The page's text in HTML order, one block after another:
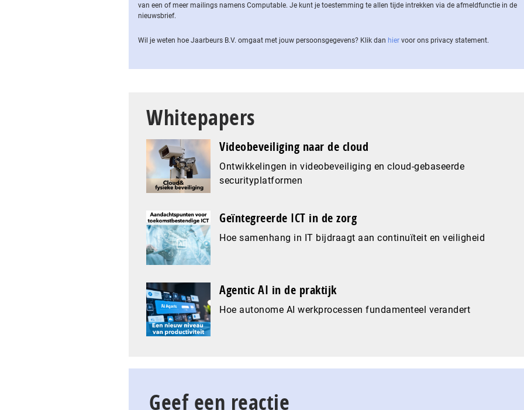
van een of meer mailings namens Computable. Je kunt je toestemming te allen tijde intrekken via de af­meld­func­tie in de
nieuwsbrief.
Wil je weten hoe Jaarbeurs B.V. omgaat met jouw per­soons­ge­ge­vens? Klik dan hier voor ons privacy statement.
Whitepapers
Videobeveiliging naar de cloud
Ontwikkelingen in videobeveiliging en cloud-gebaseerde
securityplatformen
Geïntegreerde ICT in de zorg
Hoe samenhang in IT bijdraagt aan continuïteit en veiligheid
Agentic AI in de praktijk
Hoe autonome AI werkprocessen fundamenteel verandert
Geef een reactie